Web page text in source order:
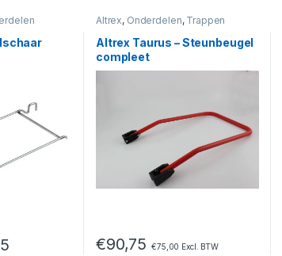
Altrex, Onderdelen, Trappen
Altrex Taurus – Steunbeugel
compleet
€90,75 €75,00 Excl. BTW